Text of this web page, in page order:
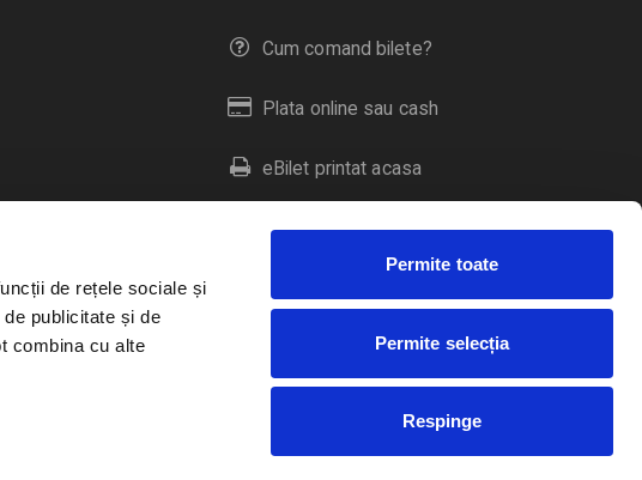
de rețele sociale și
publicitate și de
combina cu alte
Permite toate
Permite selecția
Respinge
Cum comand bilete?
Plata online sau cash
eBilet printat acasa
Livrare prin curier
Duplicare bilete